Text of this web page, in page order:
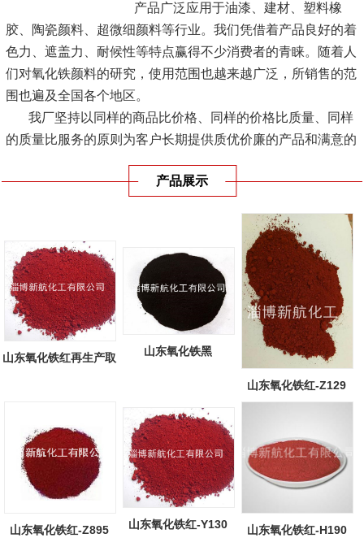
产品广泛应用于油漆、建材、塑料橡
胶、陶瓷颜料、超微细颜料等行业。我们凭借着产品良好的着
色力、遮盖力、耐候性等特点赢得不少消费者的青睐。随着人
们对氧化铁颜料的研究，使用范围也越来越广泛，所销售的范
围也遍及全国各个地区。
我厂坚持以同样的商品比价格、同样的价格比质量、同样
的质量比服务的原则为客户长期提供质优价廉的产品和满意的
产品展示
山东氧化铁红再生产取
山东氧化铁黑
山东氧化铁红-Z129
山东氧化铁红-Z895 山东氧化铁红-Y130 山东氧化铁红-H190